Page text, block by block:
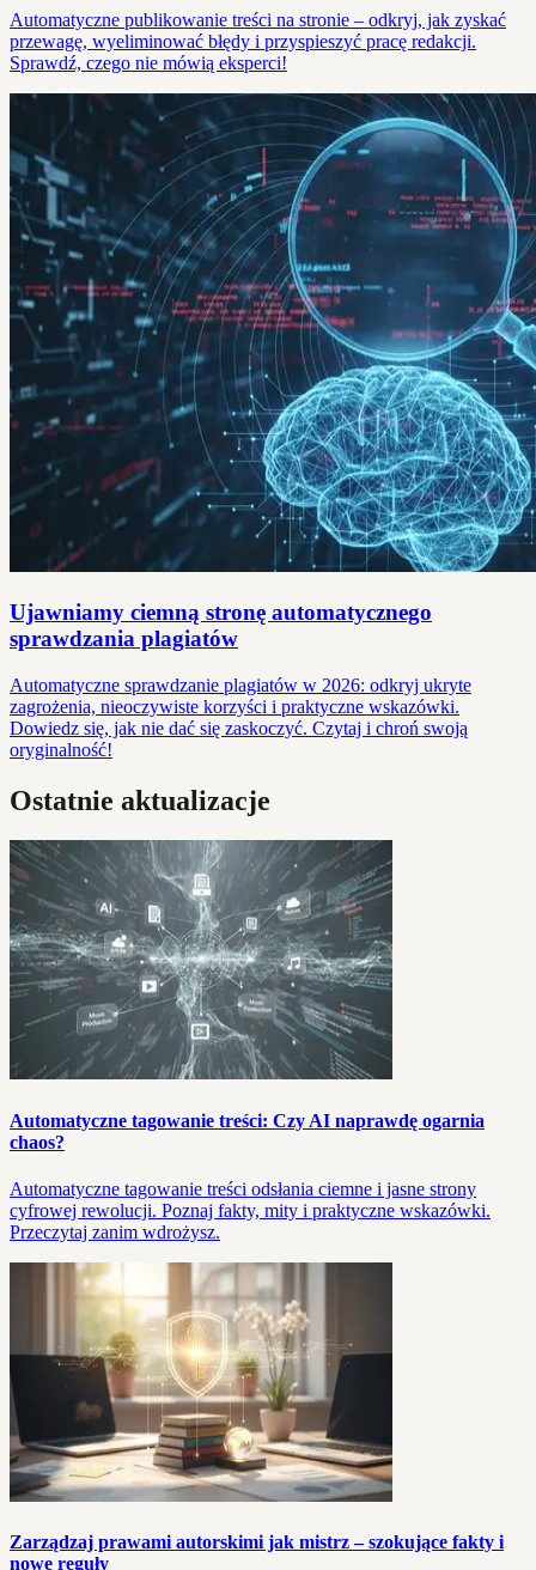
Automatyczne publikowanie treści na stronie – odkryj, jak zyskać
przewagę, wyeliminować błędy i przyspieszyć pracę redakcji.
Sprawdź, czego nie mówią eksperci!
Ujawniamy ciemną stronę automatycznego
sprawdzania plagiatów
Automatyczne sprawdzanie plagiatów w 2026: odkryj ukryte
zagrożenia, nieoczywiste korzyści i praktyczne wskazówki.
Dowiedz się, jak nie dać się zaskoczyć. Czytaj i chroń swoją
oryginalność!
Ostatnie aktualizacje
Automatyczne tagowanie treści: Czy AI naprawdę ogarnia
chaos?
Automatyczne tagowanie treści odsłania ciemne i jasne strony
cyfrowej rewolucji. Poznaj fakty, mity i praktyczne wskazówki.
Przeczytaj zanim wdrożysz.
Zarządzaj prawami autorskimi jak mistrz – szokujące fakty i
nowe reguły